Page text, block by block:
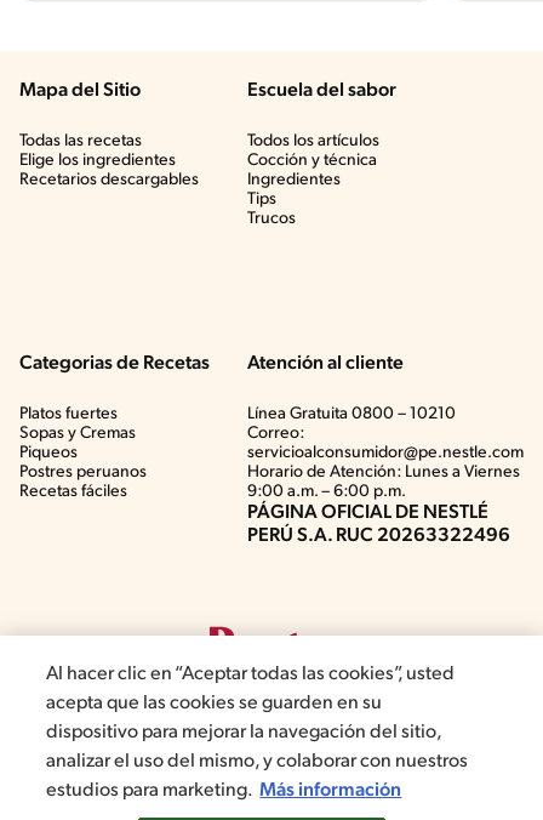
Mapa del Sitio
Todas las recetas
Elige los ingredientes
Recetarios descargables
Escuela del sabor
Todos los artículos
Cocción y técnica
Ingredientes
Tips
Trucos
Categorias de Recetas
Platos fuertes
Sopas y Cremas
Piqueos
Postres peruanos
Recetas fáciles
Atención al cliente
Línea Gratuita 0800 – 10210
Correo:
servicioalconsumidor@pe.nestle.com
Horario de Atención: Lunes a Viernes
9:00 a.m. – 6:00 p.m.
PÁGINA OFICIAL DE NESTLÉ
PERÚ S.A. RUC 20263322496
©2019, Nestlé. Marcas registradas por Société del Produits Nestlé,
S.A. Vevey (Suiza)
Al hacer clic en “Aceptar todas las cookies”, usted
acepta que las cookies se guarden en su
dispositivo para mejorar la navegación del sitio,
analizar el uso del mismo, y colaborar con nuestros
estudios para marketing. Más información